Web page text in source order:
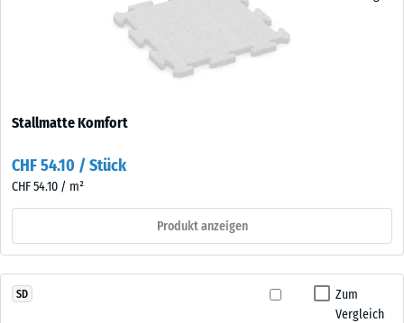
Stallmatte Komfort
CHF 54.10 / Stück
CHF 54.10 / m²
Produkt anzeigen
Zum
Vergleich
SD